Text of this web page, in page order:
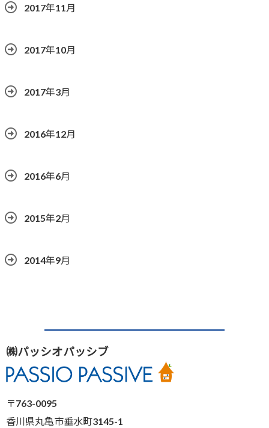
2017年11月
2017年10月
2017年3月
2016年12月
2016年6月
2015年2月
2014年9月
㈱パッシオパッシブ
〒763-0095
香川県丸亀市垂水町3145-1